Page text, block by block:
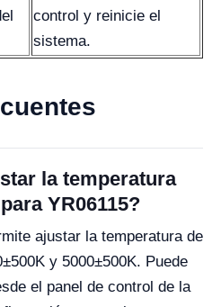
control y reinicie el
sistema.
la temperatura
YR06115?
ajustar la temperatura de
y 5000±500K. Puede
el panel de control de la